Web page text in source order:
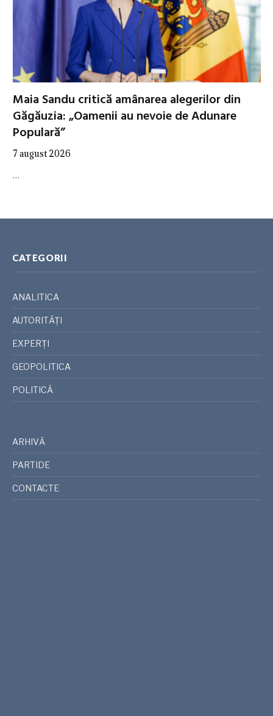
Maia Sandu critică amânarea alegerilor din
Găgăuzia: „Oamenii au nevoie de Adunare
Populară”
7 august 2026
…
CATEGORII
ANALITICA
AUTORITĂȚI
EXPERȚI
GEOPOLITICA
POLITICĂ
ARHIVĂ
PARTIDE
CONTACTE